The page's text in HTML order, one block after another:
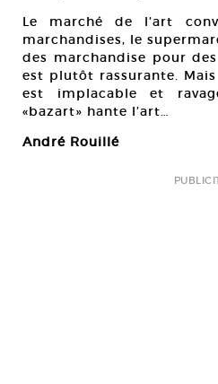
Le marché de l’art
marchandises, le
des marchandise pour
est plutôt rassurante.
est implacable et
«bazart» hante l’art…
André Rouillé